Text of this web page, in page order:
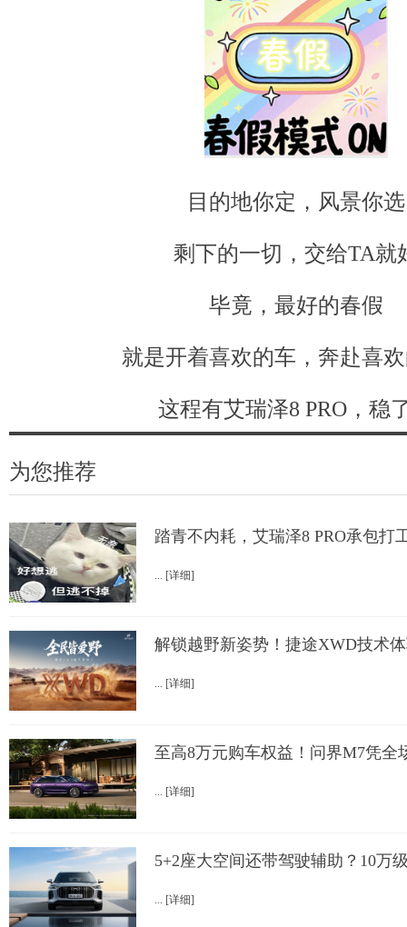
目的地你定，风景你选
剩下的一切，交给TA就
毕竟，最好的春假
就是开着喜欢的车，奔赴喜
这程有艾瑞泽8 PRO，稳
为您推荐
踏青不内耗，艾瑞泽8 PRO承包打
... [详细]
解锁越野新姿势！捷途XWD技术
... [详细]
至高8万元购车权益！问界M7凭全
... [详细]
5+2座大空间还带驾驶辅助？10万
... [详细]